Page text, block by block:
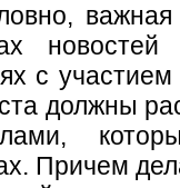
с
должны
Причем